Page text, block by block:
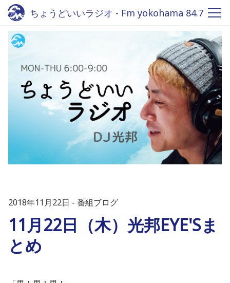
ちょうどいいラジオ - Fm yokohama 84.7
2018年11月22日 番組ブログ
11月22日（木）光邦EYE'Sま
とめ